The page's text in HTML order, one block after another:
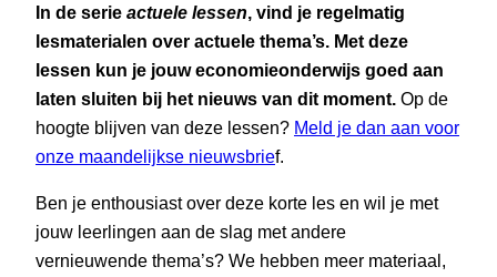
In de serie actuele lessen , vind je regelmatig
lesmaterialen over actuele thema’s. Met deze
lessen kun je jouw economieonderwijs goed aan
laten sluiten bij het nieuws van dit moment. Op de
hoogte blijven van deze lessen? Meld je dan aan voor
onze maandelijkse nieuwsbrief.
Ben je enthousiast over deze korte les en wil je met
jouw leerlingen aan de slag met andere
vernieuwende thema’s? We hebben meer materiaal,